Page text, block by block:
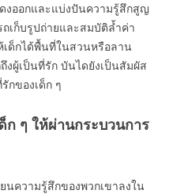
ดงออกและแบ่งปันความรู้สึกสูญ
ถเก็บรูปถ่ายและสมบัติล้ำค่า
ด็กได้พื้นที่ในสวนหรือลาน
งผู้เป็นที่รัก บันไดยังเป็นสัมผัส
กของเด็ก ๆ
ก ๆ ให้ผ่านกระบวนการ
นความรู้สึกของพวกเขาลงใน